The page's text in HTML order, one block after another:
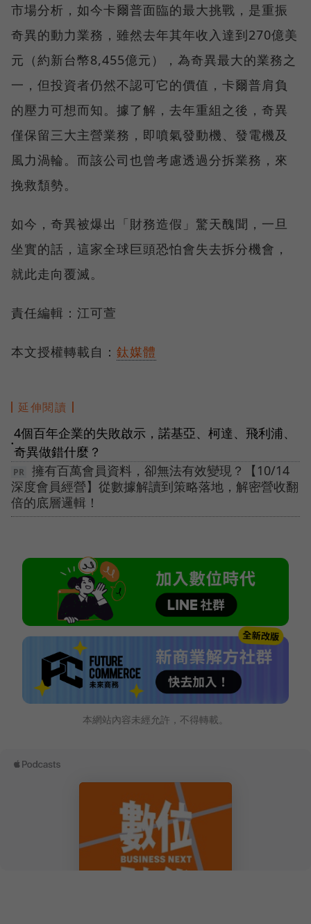
市場分析，如今卡爾普面臨的最大挑戰，是重振
奇異的動力業務，雖然去年其年收入達到270億美
元（約新台幣8,455億元），為奇異最大的業務之
一，但投資者仍然不認可它的價值，卡爾普肩負
的壓力可想而知。據了解，去年重組之後，奇異
僅保留三大主營業務，即噴氣發動機、發電機及
風力渦輪。而該公司也曾考慮透過分拆業務，來
挽救頹勢。
如今，奇異被爆出「財務造假」驚天醜聞，一旦
坐實的話，這家全球巨頭恐怕會失去拆分機會，
就此走向覆滅。
責任編輯：江可萱
本文授權轉載自： 鈦媒體
延伸閱讀
●
4個百年企業的失敗啟示，諾基亞、柯達、飛利浦、
奇異做錯什麼？
擁有百萬會員資料，卻無法有效變現？【10/14
深度會員經營】從數據解讀到策略落地，解密營收翻
倍的底層邏輯！
本網站內容未經允許，不得轉載。